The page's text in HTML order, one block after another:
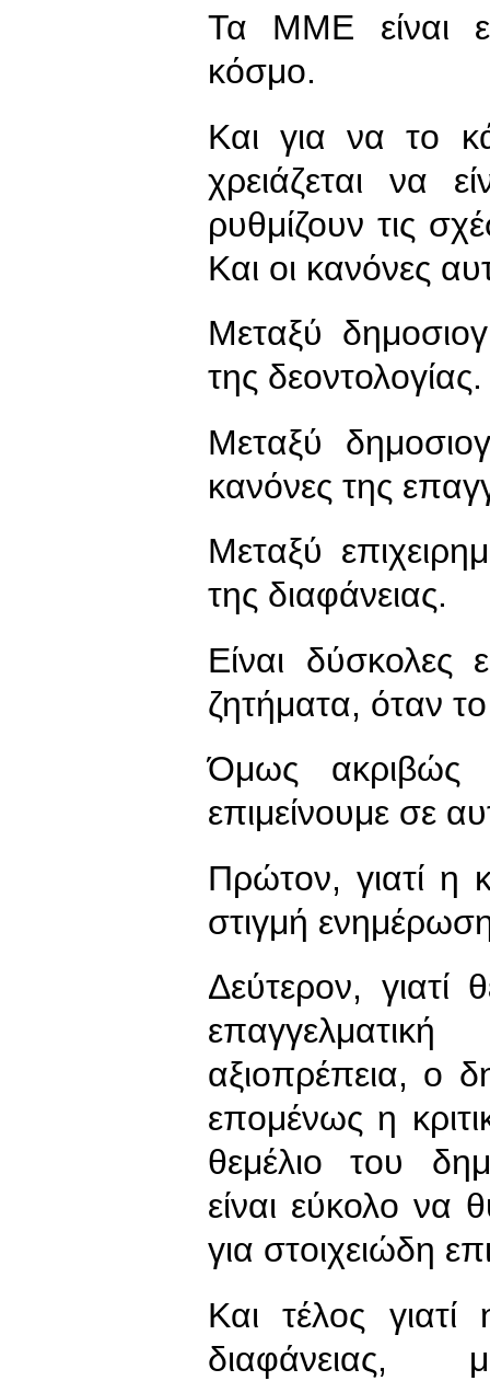
Τα ΜΜΕ είναι
κόσμο.
Και για να το
χρειάζεται να
ρυθμίζουν τις
Και οι κανόνες
Μεταξύ
της δεοντολογίας.
Μεταξύ
κανόνες της
Μεταξύ
της διαφάνειας.
Είναι δύσκολες
ζητήματα, όταν
Όμως ακριβώς
επιμείνουμε σε
Πρώτον, γιατί η
στιγμή
Δεύτερον, γιατί
αξιοπρέπεια, ο
επομένως η
θεμέλιο του
είναι εύκολο να
για στοιχειώδη
Και τέλος
διαφάνειας,